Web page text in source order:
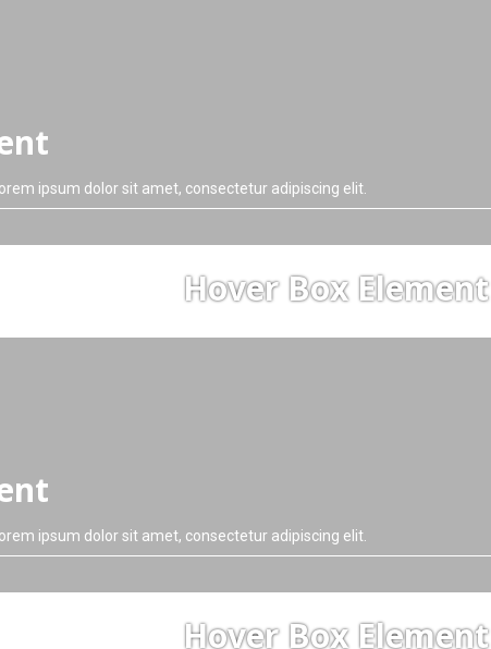
ipsum dolor sit amet, consectetur adipiscing elit.
Hover Box Element
ipsum dolor sit amet, consectetur adipiscing elit.
Hover Box Element